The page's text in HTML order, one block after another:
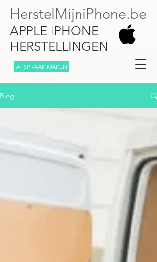
HerstelMijniPhone.be
APPLE IPHONE
HERSTELLINGEN
AFSPRAAK MAKEN
Blog